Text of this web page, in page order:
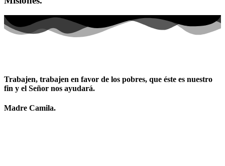
Trabajen, trabajen en favor de los pobres, que éste es nuestro
fin y el Señor nos ayudará.
Madre Camila.